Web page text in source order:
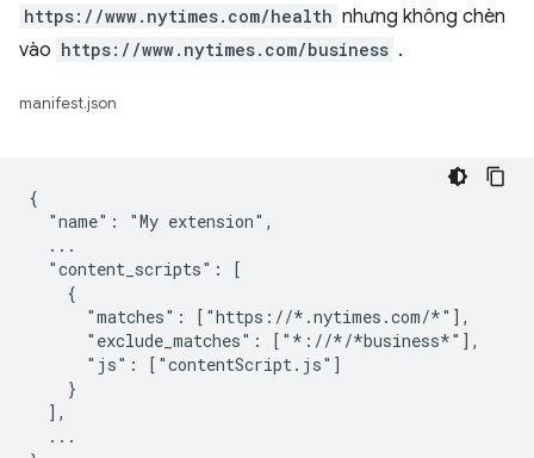
https://www.nytimes.com/health nhưng không chèn
vào https://www.nytimes.com/business .
manifest.json
{
  "name": "My extension",
  ...
  "content_scripts": [
    {
      "matches": ["https://*.nytimes.com/*"],
      "exclude_matches": ["*://*/*business*"],
      "js": ["contentScript.js"]
    }
  ],
  ...